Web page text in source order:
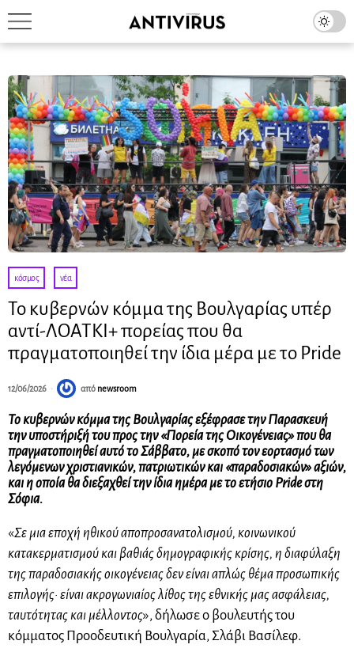
κόσμος · νέα
Το κυβερνών κόμμα της Βουλγαρίας υπέρ
αντί-ΛΟΑΤΚΙ+ πορείας που θα
πραγματοποιηθεί την ίδια μέρα με το Pride
12/06/2026 από newsroom
Το κυβερνών κόμμα της Βουλγαρίας εξέφρασε την Παρασκευή
την υποστήριξή του προς την «Πορεία της Οικογένειας» που θα
πραγματοποιηθεί αυτό το Σάββατο, με σκοπό τον εορτασμό των
λεγόμενων χριστιανικών, πατριωτικών και «παραδοσιακών» αξιών,
και η οποία θα διεξαχθεί την ίδια ημέρα με το ετήσιο Pride στη
Σόφια.
«Σε μια εποχή ηθικού αποπροσανατολισμού, κοινωνικού
κατακερματισμού και βαθιάς δημογραφικής κρίσης, η διαφύλαξη
της παραδοσιακής οικογένειας δεν είναι απλώς θέμα προσωπικής
επιλογής· είναι ακρογωνιαίος λίθος της εθνικής μας ασφάλειας,
ταυτότητας και μέλλοντος», δήλωσε ο βουλευτής του
κόμματος Προοδευτική Βουλγαρία, Σλάβι Βασίλεφ.